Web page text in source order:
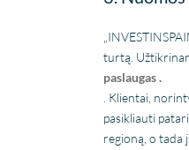
turtą.
paslaugas .
. Klientai,
pasikliauti
regioną, o tada